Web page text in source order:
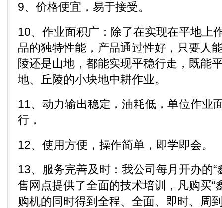
9、价格便宜，易于接受。
10、作业面积广：除了在实现在平地上
品的独特性能，产品通过性好，只要人
陵还是山地，都能实现平稳行走，既能
地、丘陵的小块地中耕作业。
11、动力输出稳定，油耗低，单位作业
行，
12、使用方便，操作简单，即学即会。
13、服务完善及时：我公司每月开办的“
售网点提供了全面的技术培训，凡购买“
购机的同时得到全程、全面、即时、周